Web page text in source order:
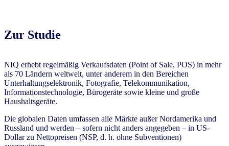
Zur Studie
NIQ erhebt regelmäßig Verkaufsdaten (Point of Sale, POS) in mehr
als 70 Ländern weltweit, unter anderem in den Bereichen
Unterhaltungselektronik, Fotografie, Telekommunikation,
Informationstechnologie, Bürogeräte sowie kleine und große
Haushaltsgeräte.
Die globalen Daten umfassen alle Märkte außer Nordamerika und
Russland und werden – sofern nicht anders angegeben – in US-
Dollar zu Nettopreisen (NSP, d. h. ohne Subventionen)